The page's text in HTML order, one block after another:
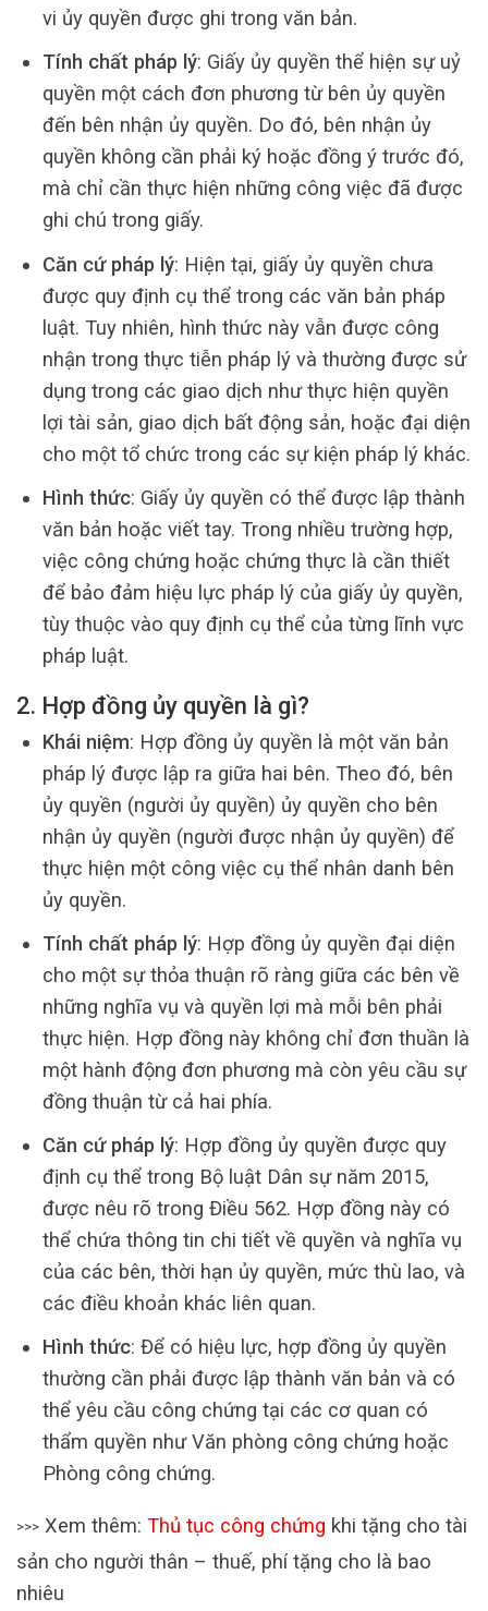
vi ủy quyền được ghi trong văn bản.
Tính chất pháp lý: Giấy ủy quyền thể hiện sự uỷ
quyền một cách đơn phương từ bên ủy quyền
đến bên nhận ủy quyền. Do đó, bên nhận ủy
quyền không cần phải ký hoặc đồng ý trước đó,
mà chỉ cần thực hiện những công việc đã được
ghi chú trong giấy.
Căn cứ pháp lý: Hiện tại, giấy ủy quyền chưa
được quy định cụ thể trong các văn bản pháp
luật. Tuy nhiên, hình thức này vẫn được công
nhận trong thực tiễn pháp lý và thường được sử
dụng trong các giao dịch như thực hiện quyền
lợi tài sản, giao dịch bất động sản, hoặc đại diện
cho một tổ chức trong các sự kiện pháp lý khác.
Hình thức: Giấy ủy quyền có thể được lập thành
văn bản hoặc viết tay. Trong nhiều trường hợp,
việc công chứng hoặc chứng thực là cần thiết
để bảo đảm hiệu lực pháp lý của giấy ủy quyền,
tùy thuộc vào quy định cụ thể của từng lĩnh vực
pháp luật.
2. Hợp đồng ủy quyền là gì?
Khái niệm: Hợp đồng ủy quyền là một văn bản
pháp lý được lập ra giữa hai bên. Theo đó, bên
ủy quyền (người ủy quyền) ủy quyền cho bên
nhận ủy quyền (người được nhận ủy quyền) để
thực hiện một công việc cụ thể nhân danh bên
ủy quyền.
Tính chất pháp lý: Hợp đồng ủy quyền đại diện
cho một sự thỏa thuận rõ ràng giữa các bên về
những nghĩa vụ và quyền lợi mà mỗi bên phải
thực hiện. Hợp đồng này không chỉ đơn thuần là
một hành động đơn phương mà còn yêu cầu sự
đồng thuận từ cả hai phía.
Căn cứ pháp lý: Hợp đồng ủy quyền được quy
định cụ thể trong Bộ luật Dân sự năm 2015,
được nêu rõ trong Điều 562. Hợp đồng này có
thể chứa thông tin chi tiết về quyền và nghĩa vụ
của các bên, thời hạn ủy quyền, mức thù lao, và
các điều khoản khác liên quan.
Hình thức: Để có hiệu lực, hợp đồng ủy quyền
thường cần phải được lập thành văn bản và có
thể yêu cầu công chứng tại các cơ quan có
thẩm quyền như Văn phòng công chứng hoặc
Phòng công chứng.
>>> Xem thêm: Thủ tục công chứng khi tặng cho tài
sản cho người thân – thuế, phí tặng cho là bao
nhiêu